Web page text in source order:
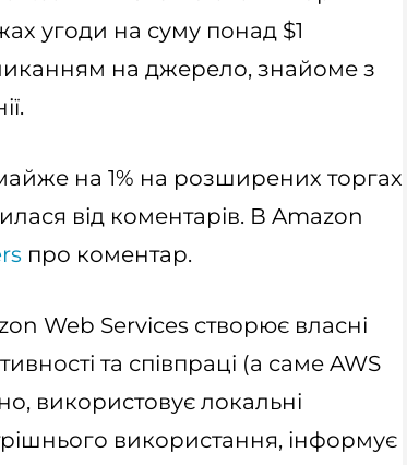
угоди на суму понад $1
на джерело, знайоме з
на 1% на розширених торгах
від коментарів. В Amazon
про коментар.
Web Services створює власні
та співпраці (а саме AWS
використовує локальні
використання, інформує